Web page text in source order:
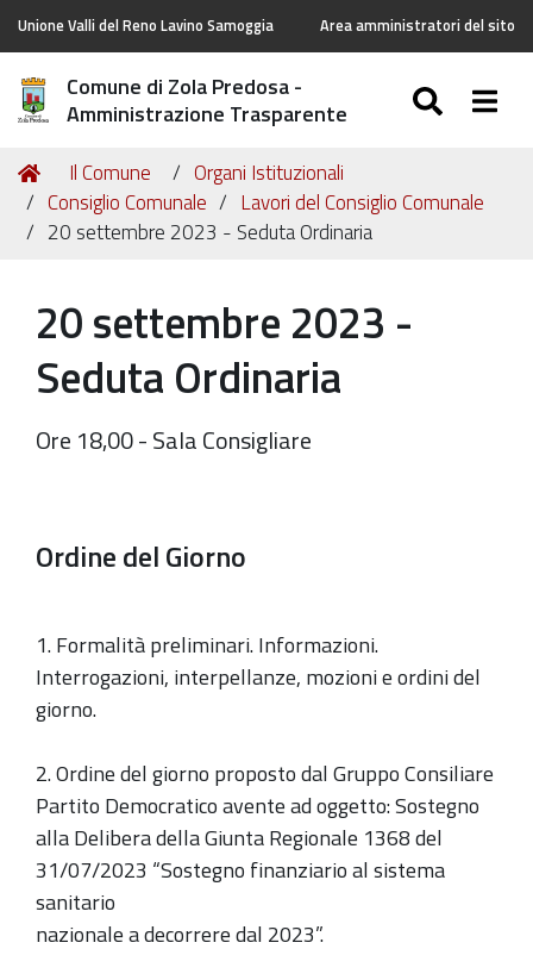
Unione Valli del Reno Lavino Samoggia Area amministratori del sito
Comune di Zola Predosa -
Amministrazione Trasparente
Tu
sei
qui:
Home
Il Comune
Organi Istituzionali
Consiglio Comunale
Lavori del Consiglio Comunale
20 settembre 2023 - Seduta Ordinaria
20 settembre 2023 -
Seduta Ordinaria
Ore 18,00 - Sala Consigliare
Ordine del Giorno
1. Formalità preliminari. Informazioni.
Interrogazioni, interpellanze, mozioni e ordini del
giorno.
2. Ordine del giorno proposto dal Gruppo Consiliare
Partito Democratico avente ad oggetto: Sostegno
alla Delibera della Giunta Regionale 1368 del
31/07/2023 “Sostegno finanziario al sistema
sanitario
nazionale a decorrere dal 2023”.